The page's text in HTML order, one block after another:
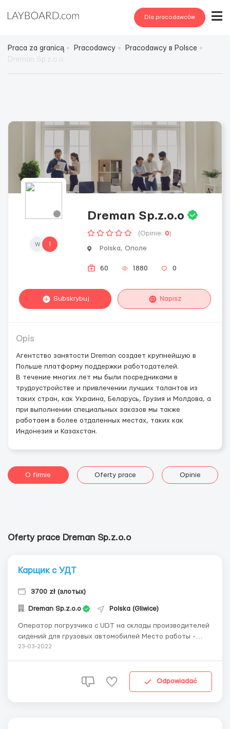
Dla pracodawców
Praca za granicą Pracodawcy
Pracodawcy в Polsce
w 1
Dreman Sp.z.o.o
(Opinie: 0)
Polska, Ополе
60 1880 0
Subskrybuj Napisz
Opis
Агентство занятости Dreman создает крупнейшую в
Польше платформу поддержки работодателей.
В течение многих лет мы были посредниками в
трудоустройстве и привлечении лучших талантов из
таких стран, как Украина, Беларусь, Грузия и Молдова, а
при выполнении специальных заказов мы также
работаем в более отдаленных местах, таких как
Индонезия и Казахстан.
O firmie Oferty prace Opinie
Oferty prace Dreman Sp.z.o.o
Карщик с УДТ
3700 zł (злотых)
Dreman Sp.z.o.o Polska (Gliwice)
Оператор погрузчика с UDT на склады производителей
сидений для грузовых автомобилей Место работы -
Gliwice Зарплата: 21,5 злотых/час нетто Если ты
понедельник-пятница по 8-9 часов в день. Работа...
23-03-2022
Odpowiadać